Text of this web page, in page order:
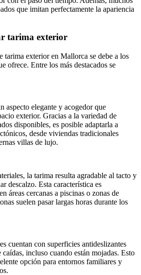
que imitan perfectamente la apariencia
tarima exterior
tarima exterior en Mallorca se debe a los
ofrece. Entre los más destacados se
aspecto elegante y acogedor que
exterior. Gracias a la variedad de
disponibles, es posible adaptarla a
desde viviendas tradicionales
villas de lujo.
la tarima resulta agradable al tacto y
descalzo. Esta característica es
áreas cercanas a piscinas o zonas de
suelen pasar largas horas durante los
cuentan con superficies antideslizantes
incluso cuando están mojadas. Esto
opción para entornos familiares y